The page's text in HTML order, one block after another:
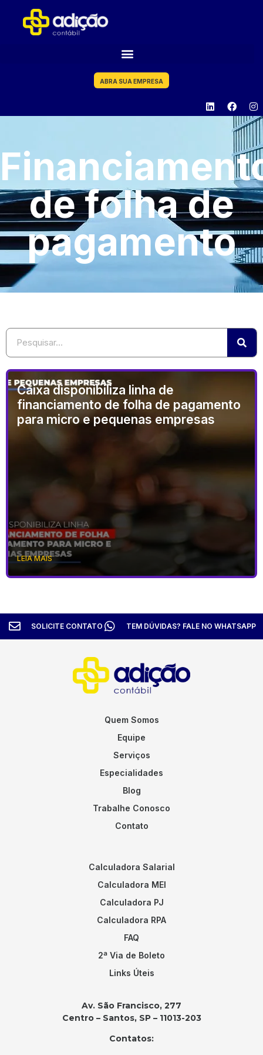
ABRA SUA EMPRESA
de folha de
pagamento
Caixa disponibiliza linha de
financiamento de folha de pagamento
para micro e pequenas empresas
LEIA MAIS
SOLICITE CONTATO TEM DÚVIDAS? FALE NO WHATSAPP
Quem Somos
Equipe
Serviços
Especialidades
Blog
Trabalhe Conosco
Contato
Calculadora Salarial
Calculadora MEI
Calculadora PJ
Calculadora RPA
FAQ
2ª Via de Boleto
Links Úteis
Av. São Francisco, 277
Centro – Santos, SP – 11013-203
Contatos: